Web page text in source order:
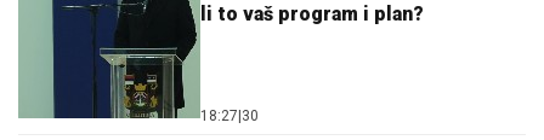
li to vaš program i plan?
18:27|30